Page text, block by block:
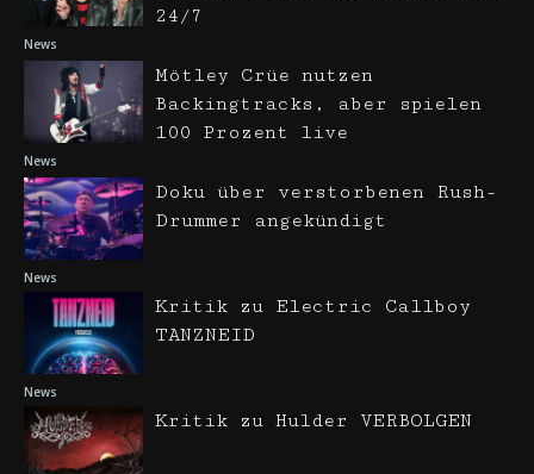
News
24/7
News
Mötley Crüe nutzen
Backingtracks, aber spielen
100 Prozent live
News
Doku über verstorbenen Rush-
Drummer angekündigt
News
Kritik zu Electric Callboy
TANZNEID
Kritik zu Hulder VERBOLGEN